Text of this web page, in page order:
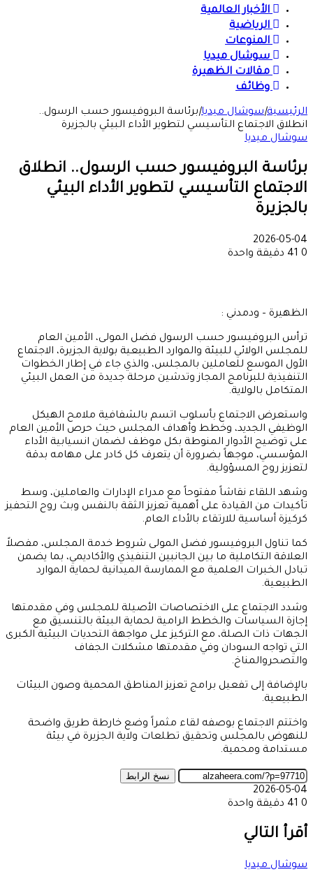
الأخبار العالمية
الرياضية
المنوعات
سوشال ميديا
مقالات الظهيرة
وظائف
الرئيسية|سوشال ميديا|برئاسة البروفيسور حسب الرسول..
انطلاق الاجتماع التأسيسي لتطوير الأداء البيئي بالجزيرة
سوشال ميديا
برئاسة البروفيسور حسب الرسول.. انطلاق
الاجتماع التأسيسي لتطوير الأداء البيئي
بالجزيرة
2026-05-04
0
دقيقة واحدة
الظهيرة – ودمدني :
​ترأس البروفيسور حسب الرسول فضل المولى، الأمين العام
للمجلس الولائي للبيئة والموارد الطبيعية بولاية الجزيرة، الاجتماع
الأول الموسع للعاملين بالمجلس، والذي جاء في إطار الخطوات
التنفيذية للبرنامج المجاز وتدشين مرحلة جديدة من العمل البيئي
المتكامل بالولاية.
واستعرض الاجتماع بأسلوب اتسم بالشفافية ملامح الهيكل
الوظيفي الجديد، وخطط وأهداف المجلس حيث حرص الأمين العام
على توضيح الأدوار المنوطة بكل موظف لضمان انسيابية الأداء
المؤسسي، موجهاً بضرورة أن يتعرف كل كادر على مهامه بدقة
لتعزيز روح المسؤولية.
وشهد اللقاء نقاشاً مفتوحاً مع مدراء الإدارات والعاملين، وسط
تأكيدات من القيادة على أهمية تعزيز الثقة بالنفس وبث روح التحفيز
كركيزة أساسية للارتقاء بالأداء العام.
كما تناول البروفيسور فضل المولى شروط خدمة المجلس، مفصلاً
العلاقة التكاملية ما بين الجانبين التنفيذي والأكاديمي، بما يضمن
تبادل الخبرات العلمية مع الممارسة الميدانية لحماية الموارد
الطبيعية.
وشدد الاجتماع على الاختصاصات الأصيلة للمجلس وفي مقدمتها
إجازة السياسات والخطط الرامية لحماية البيئة بالتنسيق مع
الجهات ذات الصلة، مع التركيز على مواجهة التحديات البيئية الكبرى
التي تواجه السودان وفي مقدمتها مشكلات الجفاف
والتصحروالمناخ.
بالإضافة إلى تفعيل برامج تعزيز المناطق المحمية وصون البيئات
الطبيعية.
واختتم الاجتماع بوصفه لقاء مثمراً وضع خارطة طريق واضحة
للنهوض بالمجلس وتحقيق تطلعات ولاية الجزيرة في بيئة
مستدامة ومحمية.
نسخ الرابط
2026-05-04
0
دقيقة واحدة
عبر
البريد
أقرأ التالي
سوشال ميديا